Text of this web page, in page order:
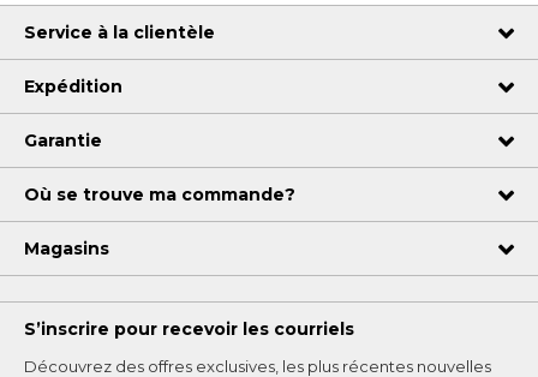
Service à la clientèle
Expédition
Garantie
Où se trouve ma commande?
Magasins
S’inscrire pour recevoir les courriels
Découvrez des offres exclusives, les plus récentes nouvelles